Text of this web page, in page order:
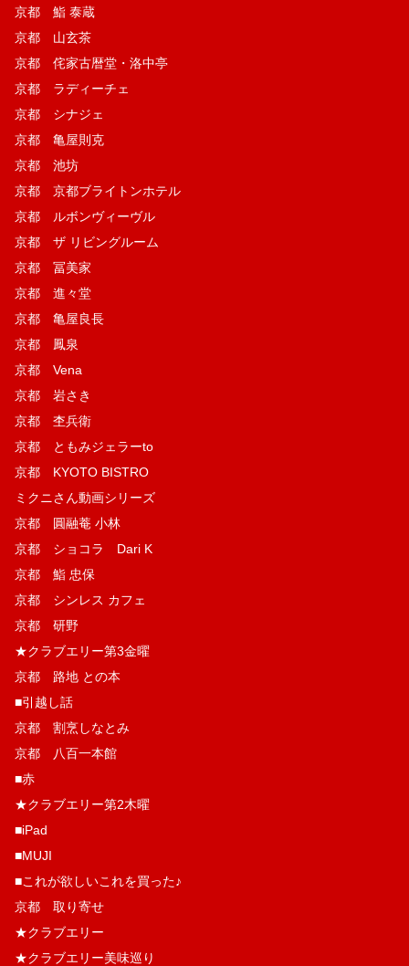
京都 鮨 泰蔵
京都 山玄茶
京都 侘家古暦堂・洛中亭
京都 ラディーチェ
京都 シナジェ
京都 亀屋則克
京都 池坊
京都 京都ブライトンホテル
京都 ルボンヴィーヴル
京都 ザ リビングルーム
京都 冨美家
京都 進々堂
京都 亀屋良長
京都 鳳泉
京都 Vena
京都 岩さき
京都 杢兵衛
京都 ともみジェラーto
京都 KYOTO BISTRO
ミクニさん動画シリーズ
京都 圓融菴 小林
京都 ショコラ Dari K
京都 鮨 忠保
京都 シンレス カフェ
京都 研野
★クラブエリー第3金曜
京都 路地 との本
■引越し話
京都 割烹しなとみ
京都 八百一本館
■赤
★クラブエリー第2木曜
■iPad
■MUJI
■これが欲しいこれを買った♪
京都 取り寄せ
★クラブエリー
★クラブエリー美味巡り